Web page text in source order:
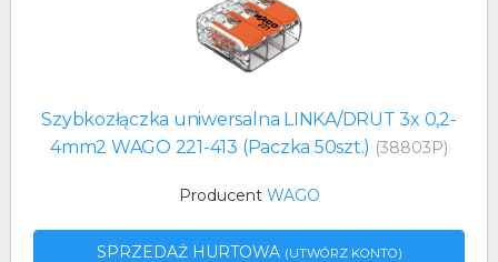
Szybkozłączka uniwersalna LINKA/DRUT 3x 0,2-
4mm2 WAGO 221-413 (Paczka 50szt.) (38803P)
Producent WAGO
SPRZEDAŻ HURTOWA (UTWÓRZ KONTO)